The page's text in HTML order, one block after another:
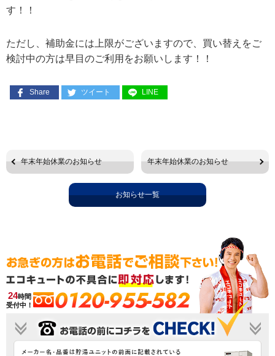
す！！
ただし、補助金には上限がございますので、買い替えをご
検討中の方は早目のご利用をお願いします！！
Share ツイート LINE
年末年始休業のお知らせ 年末年始休業のお知らせ
お知らせ一覧
24時間
受付中！
0120-955-582